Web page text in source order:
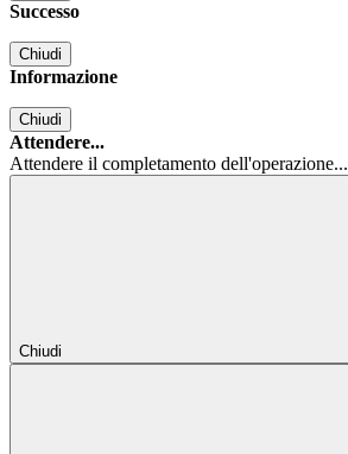
Successo
Chiudi
Informazione
Chiudi
Attendere...
Attendere il completamento dell'operazione...
Chiudi